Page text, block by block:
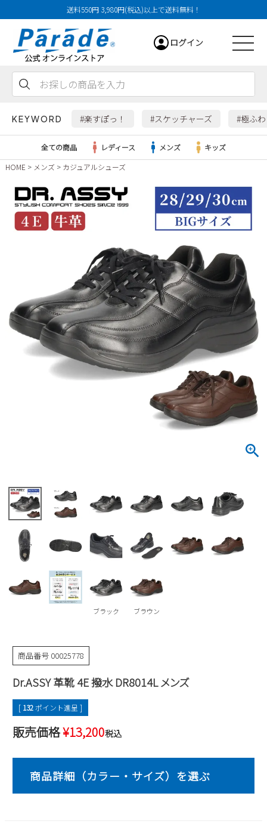
送料550円 3,980円(税込)以上で送料無料！
ログイン
KEYWORD #楽すぽっ！ #スケッチャーズ #極ふ
レディース
レインシューズ
パンプス
スニーカー
ウェア
Parade
SKECHERS
puma
メンズ
すべての商品
サンダル
レインシューズ
スニーカー
ワークシューズ
ブーツ
ウェア
Parade
EDWIN
new balance
すべての商品
サンダル
レインシューズ
ブーツ
Parade
SKECHERS
new balance
瞬足
NEW
すべての商品
SALE
キッズSALE
ボディバッグ
ハンドバッグ
ビジネスバッグ
トートバッグ
財布
すべての商品
ケア用品
雑貨
ご利用ガイド
会員サービス
メルマガ購買
営業日カレンダー
日 月 火 水 木 金
全ての商品 レディース メンズ
キッズ
HOME
メンズ カジュアルシューズ
ブラック ブラウン
商品番号 00025778
Dr.ASSY 革靴 4E 撥水 DR8014L メンズ
[ 132ポイント進呈 ]
販売価格¥13,200税込